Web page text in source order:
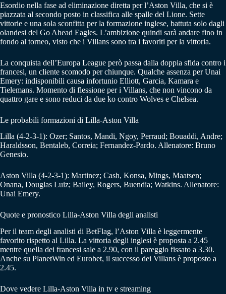
Esordio nella fase ad eliminazione diretta per l’Aston Villa, che si è
piazzata al secondo posto in classifica alle spalle del Lione. Sette
vittorie e una sola sconfitta per la formazione inglese, battuta solo dagli
olandesi del Go Ahead Eagles. L’ambizione quindi sarà andare fino in
fondo al torneo, visto che i Villans sono tra i favoriti per la vittoria.
La conquista dell’Europa League però passa dalla doppia sfida contro i
francesi, un cliente scomodo per chiunque. Qualche assenza per Unai
Emery: indisponibili causa infortunio Elliott, Garcia, Kamara e
Tielemans. Momento di flessione per i Villans, che non vincono da
quattro gare e sono reduci da due ko contro Wolves e Chelsea.
Le probabili formazioni di Lilla-Aston Villa
Lilla (4-2-3-1): Ozer; Santos, Mandi, Ngoy, Perraud; Bouaddi, Andre;
Haraldsson, Bentaleb, Correia; Fernandez-Pardo. Allenatore: Bruno
Genesio.
Aston Villa (4-2-3-1): Martinez; Cash, Konsa, Mings, Maatsen;
Onana, Douglas Luiz; Bailey, Rogers, Buendia; Watkins. Allenatore:
Unai Emery.
Quote e pronostico Lilla-Aston Villa degli analisti
Per il team degli analisti di BetFlag, l’Aston Villa è leggermente
favorito rispetto al Lilla. La vittoria degli inglesi è proposta a 2.45
mentre quella dei francesi sale a 2.90, con il pareggio fissato a 3.30.
Anche su PlanetWin ed Eurobet, il successo dei Villans è proposto a
2.45.
Dove vedere Lilla-Aston Villa in tv e streaming